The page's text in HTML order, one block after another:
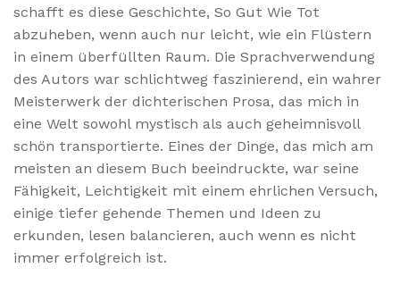
schafft es diese Geschichte, So Gut Wie Tot
abzuheben, wenn auch nur leicht, wie ein Flüstern
in einem überfüllten Raum. Die Sprachverwendung
des Autors war schlichtweg faszinierend, ein wahrer
Meisterwerk der dichterischen Prosa, das mich in
eine Welt sowohl mystisch als auch geheimnisvoll
schön transportierte. Eines der Dinge, das mich am
meisten an diesem Buch beeindruckte, war seine
Fähigkeit, Leichtigkeit mit einem ehrlichen Versuch,
einige tiefer gehende Themen und Ideen zu
erkunden, lesen balancieren, auch wenn es nicht
immer erfolgreich ist.